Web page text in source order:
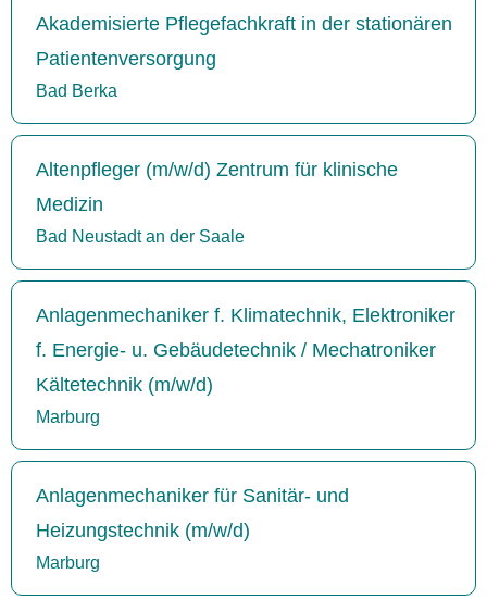
Akademisierte Pflegefachkraft in der stationären
Patientenversorgung
Bad Berka
Altenpfleger (m/w/d) Zentrum für klinische
Medizin
Bad Neustadt an der Saale
Anlagenmechaniker f. Klimatechnik, Elektroniker
f. Energie- u. Gebäudetechnik / Mechatroniker
Kältetechnik (m/w/d)
Marburg
Anlagenmechaniker für Sanitär- und
Heizungstechnik (m/w/d)
Marburg